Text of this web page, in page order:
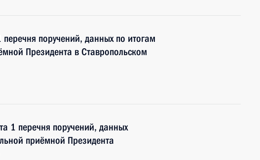
поручений, данных по итогам
Президента в Ставропольском
1 перечня поручений, данных
приёмной Президента